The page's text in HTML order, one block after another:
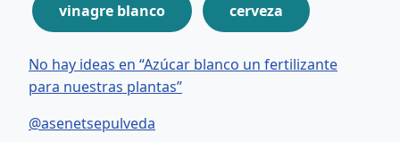
vinagre blanco cerveza
No hay ideas en “Azúcar blanco un fertilizante
para nuestras plantas”
@asenetsepulveda